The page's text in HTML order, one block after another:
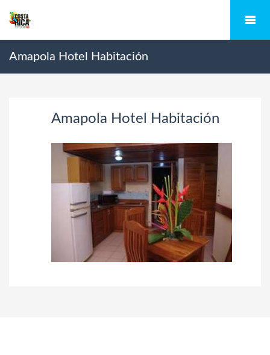
Amapola Hotel Habitación
Amapola Hotel Habitación